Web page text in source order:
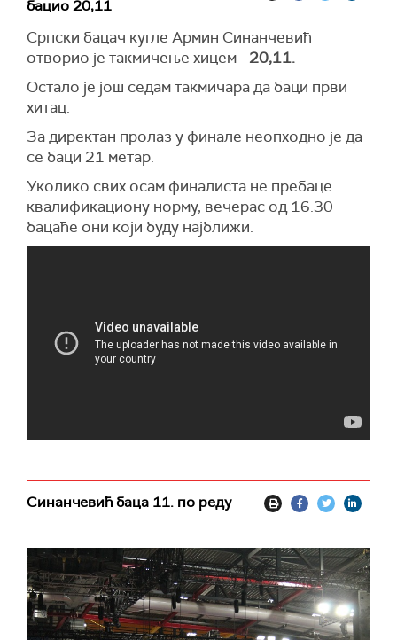
бацио 20,11
Српски бацач кугле Армин Синанчевић
отворио је такмичење хицем - 20,11.
Остало је још седам такмичара да баци први
хитац.
За директан пролаз у финале неопходно је да
се баци 21 метар.
Уколико свих осам финалиста не пребаце
квалификациону норму, вечерас од 16.30
бацаће они који буду најближи.
Синанчевић баца 11. по реду